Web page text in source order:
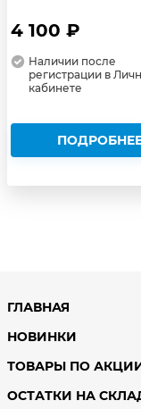
4 100 ₽
Наличии после
регистрации в
кабинете
ГЛАВНАЯ
НОВИНКИ
ТОВАРЫ ПО
ОСТАТКИ НА